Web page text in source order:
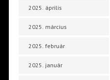
2025. április
2025. március
2025. február
2025. január